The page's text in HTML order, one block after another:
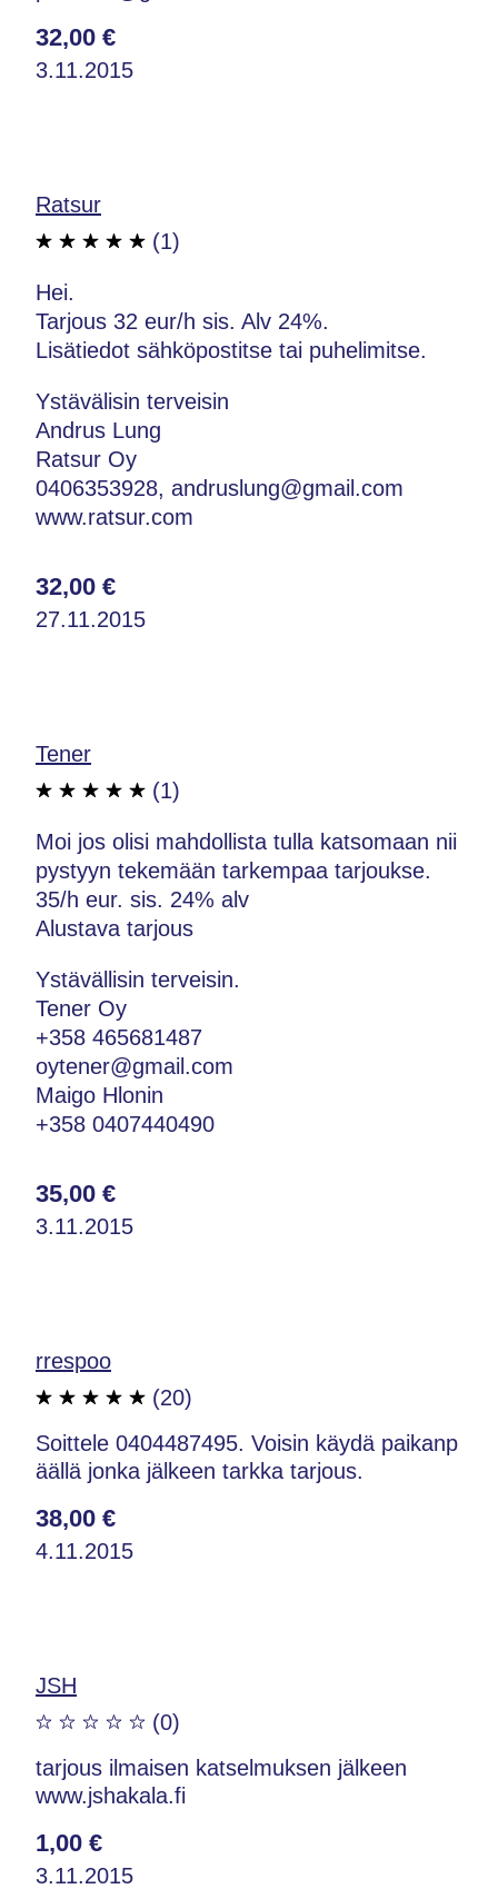
32,00 €
3.11.2015
Ratsur
(1)
Hei.
Tarjous 32 eur/h sis. Alv 24%.
Lisätiedot sähköpostitse tai puhelimitse.
Ystävälisin terveisin
Andrus Lung
Ratsur Oy
0406353928, andruslung@gmail.com
www.ratsur.com
32,00 €
27.11.2015
Tener
(1)
Moi jos olisi mahdollista tulla katsomaan nii
pystyyn tekemään tarkempaa tarjoukse.
35/h eur. sis. 24% alv
Alustava tarjous
Ystävällisin terveisin.
Tener Oy
+358 465681487
oytener@gmail.com
Maigo Hlonin
+358 0407440490
35,00 €
3.11.2015
rrespoo
(20)
Soittele 0404487495. Voisin käydä paikanp
äällä jonka jälkeen tarkka tarjous.
38,00 €
4.11.2015
JSH
(0)
tarjous ilmaisen katselmuksen jälkeen
www.jshakala.fi
1,00 €
3.11.2015